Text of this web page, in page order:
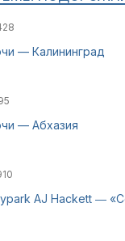
— Калининград
— Абхазия
AJ Hackett ―